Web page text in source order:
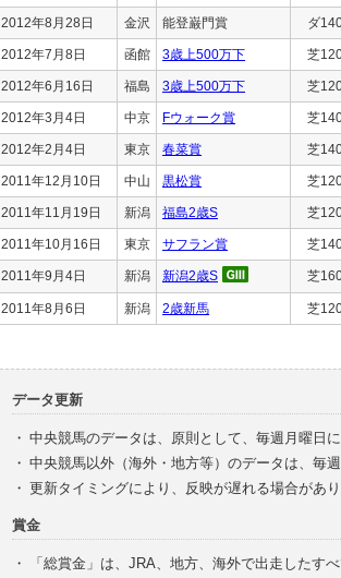
2012年8月28日 金沢 能登巌門賞 ダ
2012年7月8日 函館 3歳上500万下 芝
2012年6月16日 福島 3歳上500万下 芝
2012年3月4日 中京 Fウォーク賞 芝
2012年2月4日 東京 春菜賞 芝
2011年12月10日 中山 黒松賞 芝
2011年11月19日 新潟 福島2歳S 芝
2011年10月16日 東京 サフラン賞 芝
2011年9月4日 新潟 新潟2歳S 芝
2011年8月6日 新潟 2歳新馬 芝
データ更新
・ 中央競馬のデータは、原則として、毎週月曜日
・ 中央競馬以外（海外・地方等）のデータは、毎
・ 更新タイミングにより、反映が遅れる場合があ
賞金
・
「総賞金」は、JRA、地方、海外で出走したす